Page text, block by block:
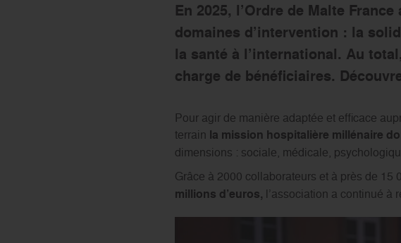
En 2025, l’Ordre de Malte
domaines d’intervention : la
la santé à l’international. Au
charge de bénéficiaires.
Pour agir de manière adaptée et efficace
terrain la mission hospitalière millénaire
dimensions : sociale, médicale,
Grâce à 2000 collaborateurs et à près de 15
millions d’euros, l’association a continué à